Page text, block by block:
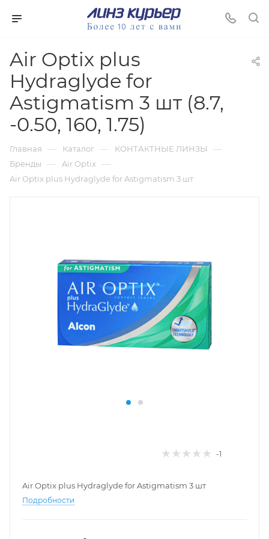
Air Optix plus
Hydraglyde for
Astigmatism 3 шт (8.7,
-0.50, 160, 1.75)
Главная — Каталог — КОНТАКТНЫЕ ЛИНЗЫ —
Бренды — Air Optix —
Air Optix plus Hydraglyde for Astigmatism 3 шт
-1
Air Optix plus Hydraglyde for Astigmatism 3 шт
Подробности